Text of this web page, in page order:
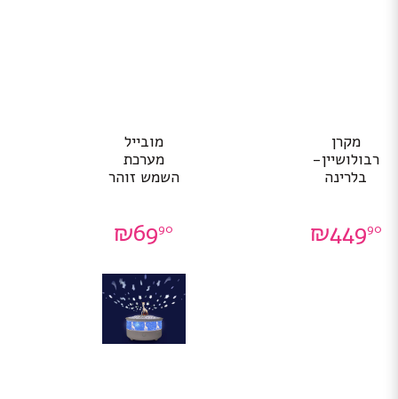
מקרן
רבולושיין-
בלרינה
₪44990
מובייל
מערכת
השמש זוהר
₪6990